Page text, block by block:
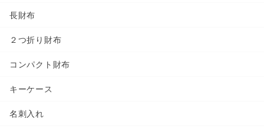
長財布
２つ折り財布
コンパクト財布
キーケース
名刺入れ